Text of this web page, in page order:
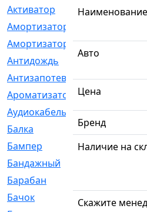
Активатор
[1]
Амортизатор
Амортизаторы
[21]
Антидождь
Антизапотеватель
[1]
Ароматизатор
Аудиокабель
[2]
Балка
Бампер
[137]
Бандажный
Барабан
Бачок
[40]
Наименование
Авто
Цена
Бренд
Наличие на
Скажите